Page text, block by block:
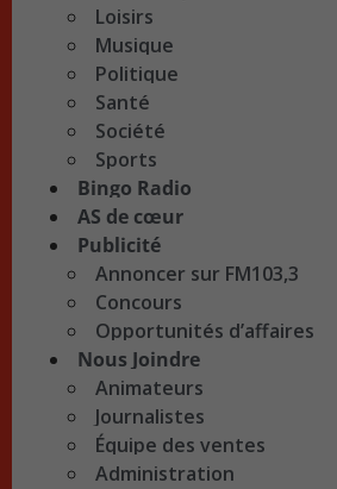
Loisirs
Musique
Politique
Santé
Société
Sports
Bingo Radio
AS de cœur
Publicité
Annoncer sur FM103,3
Concours
Opportunités d’affaires
Nous Joindre
Animateurs
Journalistes
Équipe des ventes
Administration